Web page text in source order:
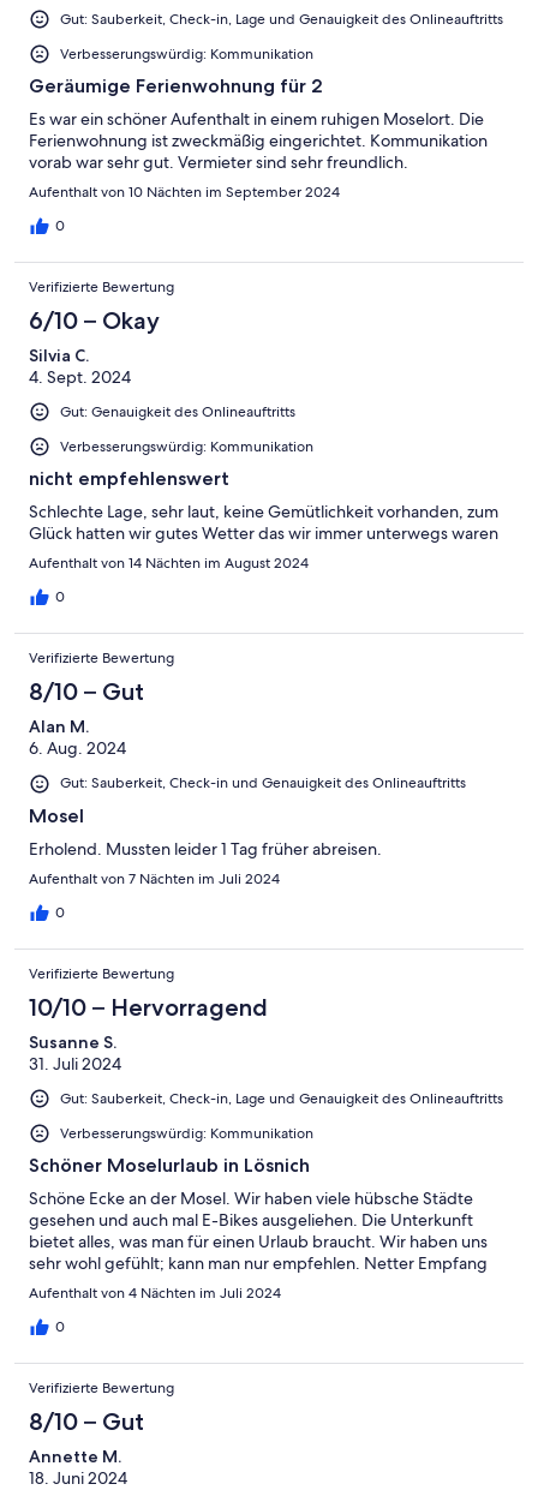
Gut: Sauberkeit, Check-in, Lage und Genauigkeit des Onlineauftritts
Verbesserungswürdig: Kommunikation
Geräumige Ferienwohnung für 2
Es war ein schöner Aufenthalt in einem ruhigen Moselort. Die
Ferienwohnung ist zweckmäßig eingerichtet. Kommunikation
vorab war sehr gut. Vermieter sind sehr freundlich.
Aufenthalt von 10 Nächten im September 2024
0
Verifizierte Bewertung
6/10 – Okay
Silvia C.
4. Sept. 2024
Gut: Genauigkeit des Onlineauftritts
Verbesserungswürdig: Kommunikation
nicht empfehlenswert
Schlechte Lage, sehr laut, keine Gemütlichkeit vorhanden, zum
Glück hatten wir gutes Wetter das wir immer unterwegs waren
Aufenthalt von 14 Nächten im August 2024
0
Verifizierte Bewertung
8/10 – Gut
Alan M.
6. Aug. 2024
Gut: Sauberkeit, Check-in und Genauigkeit des Onlineauftritts
Mosel
Erholend. Mussten leider 1 Tag früher abreisen.
Aufenthalt von 7 Nächten im Juli 2024
0
Verifizierte Bewertung
10/10 – Hervorragend
Susanne S.
31. Juli 2024
Gut: Sauberkeit, Check-in, Lage und Genauigkeit des Onlineauftritts
Verbesserungswürdig: Kommunikation
Schöner Moselurlaub in Lösnich
Schöne Ecke an der Mosel. Wir haben viele hübsche Städte
gesehen und auch mal E-Bikes ausgeliehen. Die Unterkunft
bietet alles, was man für einen Urlaub braucht. Wir haben uns
sehr wohl gefühlt; kann man nur empfehlen. Netter Empfang
Aufenthalt von 4 Nächten im Juli 2024
0
Verifizierte Bewertung
8/10 – Gut
Annette M.
18. Juni 2024